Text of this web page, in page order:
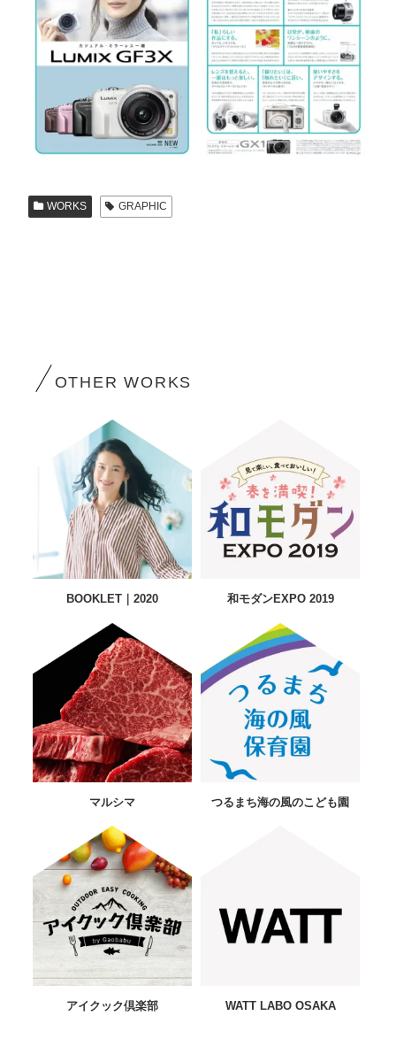
WORKS GRAPHIC
OTHER WORKS
BOOKLET｜2020 和モダンEXPO 2019
マルシマ つるまち海の風のこども園
アイクック倶楽部 WATT LABO OSAKA